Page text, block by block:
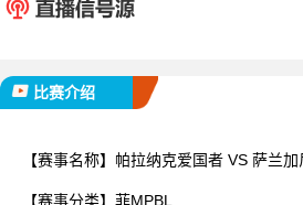
比赛介绍
【赛事名称】 帕拉纳克爱国者 VS 萨兰
【赛事分类】 菲MPBL